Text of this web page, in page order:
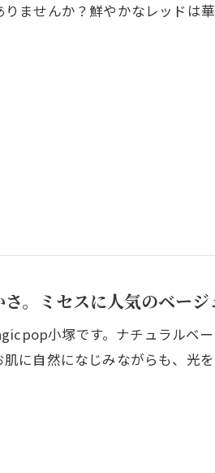
ませんか？鮮やかなレッドは
。ミセスに人気のベー
小塚です。ナチュラルベ
に自然になじみながらも、光